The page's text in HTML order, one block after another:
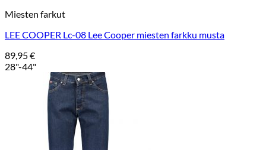
Miesten farkut
LEE COOPER Lc-08 Lee Cooper miesten farkku musta
89,95€
28"-44"